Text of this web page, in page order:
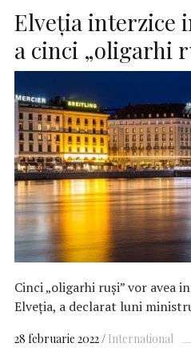
Elveția interzice
a cinci „oligarhi
Cinci „oligarhi ruși” vor avea
Elveția, a declarat luni
28 februarie 2022 International